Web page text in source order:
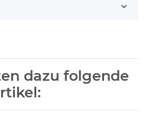
dazu folgende